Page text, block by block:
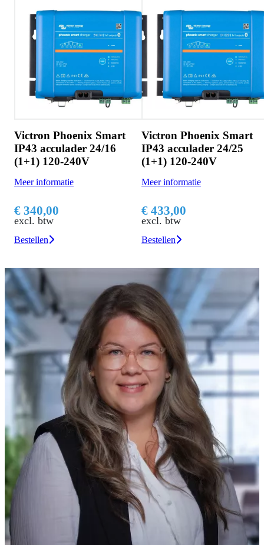
Victron Phoenix Smart
IP43 acculader 24/16
(1+1) 120-240V
Meer informatie
€ 340,00
excl. btw
Bestellen
Victron Phoenix Smart
IP43 acculader 24/25
(1+1) 120-240V
Meer informatie
€ 433,00
excl. btw
Bestellen